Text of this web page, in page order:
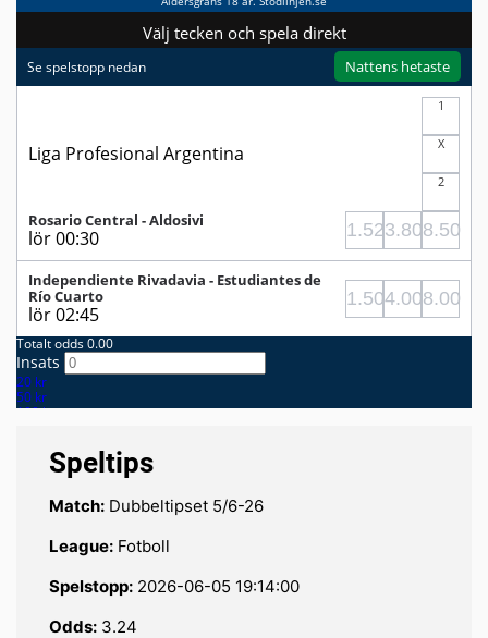
Speltips
Match: Dubbeltipset 5/6-26
League: Fotboll
Spelstopp: 2026-06-05 19:14:00
Odds: 3.24